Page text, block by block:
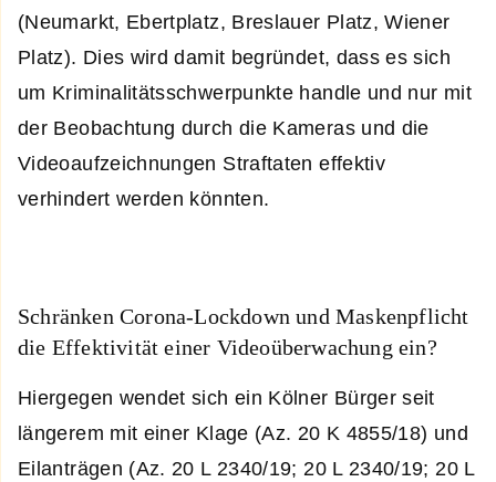
(Neumarkt, Ebertplatz, Breslauer Platz, Wiener
Platz). Dies wird damit begründet, dass es sich
um Kriminalitätsschwerpunkte handle und nur mit
der Beobachtung durch die Kameras und die
Videoaufzeichnungen Straftaten effektiv
verhindert werden könnten.
Schränken Corona-Lockdown und Maskenpflicht
die Effektivität einer Videoüberwachung ein?
Hiergegen wendet sich ein Kölner Bürger seit
längerem mit einer Klage (Az. 20 K 4855/18) und
Eilanträgen (Az. 20 L 2340/19; 20 L 2340/19; 20 L